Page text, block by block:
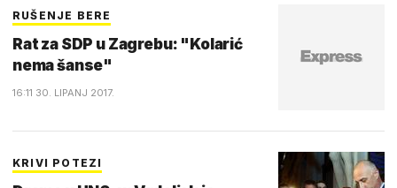
RUŠENJE BERE
Rat za SDP u Zagrebu: "Kolarić
nema šanse"
16:11 30. LIPANJ 2017.
KRIVI POTEZI